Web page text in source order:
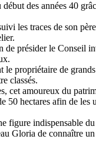
des années 40
les traces de son
de présider le Conseil
le propriétaire de
classés.
cet amoureux du
50 hectares afin de les
figure indispensable
Gloria de connaître un